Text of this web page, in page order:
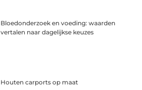
Bloedonderzoek en voeding: waarden
vertalen naar dagelijkse keuzes
Houten carports op maat